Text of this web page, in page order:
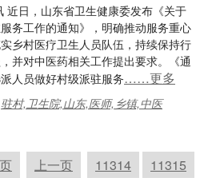
近日，山东省卫生健康委发布《关于
务工作的通知》，明确推动服务重心
乡村医疗卫生人员队伍，持续保持行
并对中医药相关工作提出要求。《通
人员做好村级派驻服务……更多
驻村,卫生院,山东,医师,乡镇,中医
上一页 11314
11315